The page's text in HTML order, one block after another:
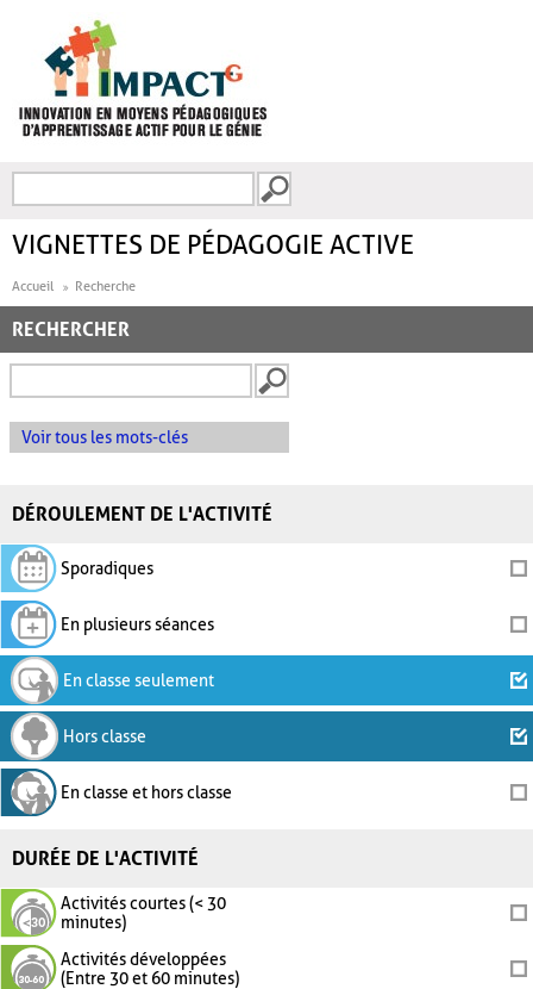
FORMULAIRE DE
VIGNETTES DE PÉDAGOGIE ACTIVE
Accueil Recherche
RECHERCHER
Voir tous les mots-clés
DÉROULEMENT DE L'ACTIVITÉ
Sporadiques
En plusieurs séances
En classe seulement
Hors classe
En classe et hors classe
DURÉE DE L'ACTIVITÉ
Activités courtes (< 30
minutes)
Activités développées
(Entre 30 et 60 minutes)